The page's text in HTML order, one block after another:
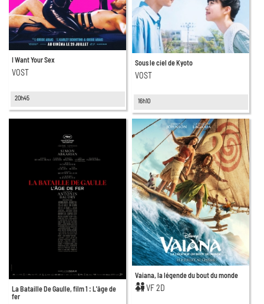
I Want Your Sex
VOST
20h45
Sous le ciel de Kyoto
VOST
16h10
La Bataille De Gaulle, film 1 : L'âge de
fer
Vaiana, la légende du bout du monde
VF 2D